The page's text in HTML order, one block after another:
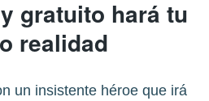
gratuito hará tu
realidad
un insistente héroe que irá